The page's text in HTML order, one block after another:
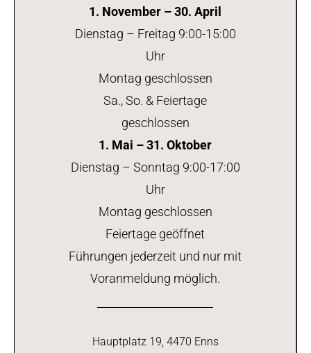
1. November – 30. April
Dienstag – Freitag 9:00-15:00
Uhr
Montag geschlossen
Sa., So. & Feiertage
geschlossen
1. Mai – 31. Oktober
Dienstag – Sonntag 9:00-17:00
Uhr
Montag geschlossen
Feiertage geöffnet
Führungen jederzeit und nur mit
Voranmeldung möglich.
Hauptplatz 19, 4470 Enns